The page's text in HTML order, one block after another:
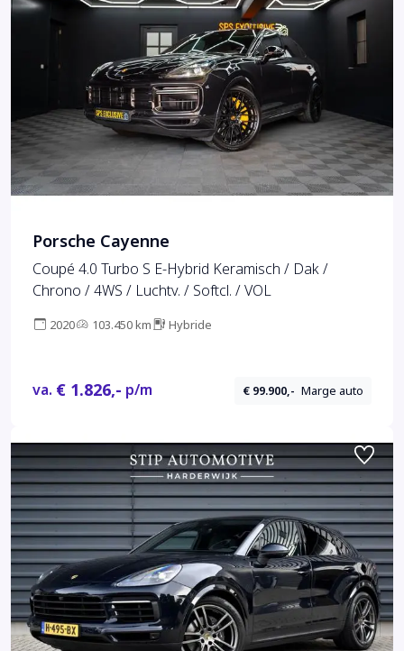
Porsche Cayenne
Coupé 4.0 Turbo S E-Hybrid Keramisch / Dak /
Chrono / 4WS / Luchtv. / Softcl. / VOL
2020 103.450 km Hybride
va. € 1.826,- p/m € 99.900,- Marge auto